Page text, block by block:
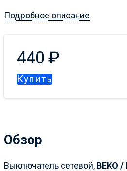
Подробное описание
440 ₽
Купить
Обзор
Выключатель сетевой, BEKO /